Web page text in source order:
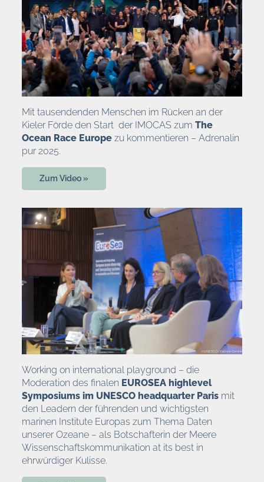
Mit tausendenden Menschen im Rücken an der
Kieler Förde den Start der IMOCAS zumThe
Ocean Race Europe zu kommentieren – Adrenalin
pur 2025.
Zum Video »
Working on international playground – die
Moderation des finalen EUROSEA highlevel
Symposiums im UNESCO headquarter Paris mit
den Leadern der führenden und wichtigsten
marinen Institute Europas zum Thema Daten
unserer Ozeane – als Botschafterin der Meere
Wissenschaftskommunikation at its best in
ehrwürdiger Kulisse.